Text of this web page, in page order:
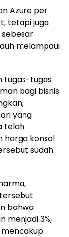
Azure per
tetapi juga
melampaui
tugas-tugas
bagi bisnis
yang
telah
harga konsol
sudah
bahwa
menjadi 3%,